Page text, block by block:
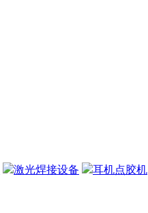
激光焊接设备 耳机点胶机